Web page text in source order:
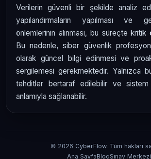
Verilerin güvenli bir şekilde analiz
yapılandırmaların yapılması ve
önlemlerinin alınması, bu süreçte kritik
Bu nedenle, siber güvenlik
olarak güncel bilgi edinmesi ve
sergilemesi gerekmektedir. Yalnızca
tehditler bertaraf edilebilir ve
anlamıyla sağlanabilir.
© 2026 CyberFlow. Tüm hakları
Ana SayfaBlogSınav Merkezi